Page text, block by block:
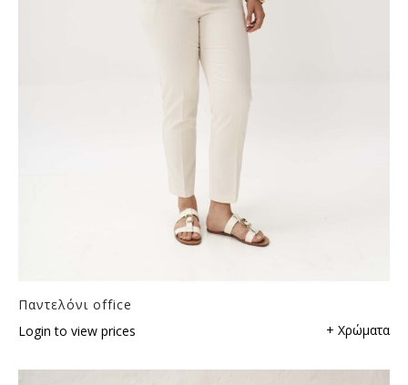
Παντελόνι office
Login to view prices
+ Χρώματα